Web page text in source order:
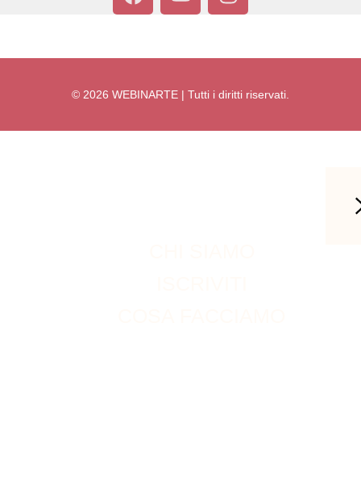
© 2026 WEBINARTE | Tutti i diritti riservati.